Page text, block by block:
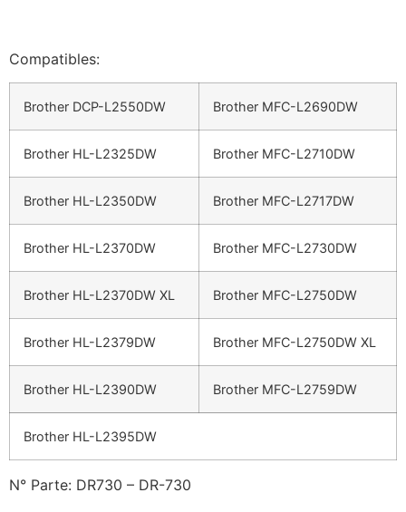
Compatibles:
Brother DCP-L2550DW Brother MFC-L2690DW
Brother HL-L2325DW Brother MFC-L2710DW
Brother HL-L2350DW Brother MFC-L2717DW
Brother HL-L2370DW Brother MFC-L2730DW
Brother HL-L2370DW XL Brother MFC-L2750DW
Brother HL-L2379DW Brother MFC-L2750DW XL
Brother HL-L2390DW Brother MFC-L2759DW
Brother HL-L2395DW
N° Parte: DR730 – DR-730